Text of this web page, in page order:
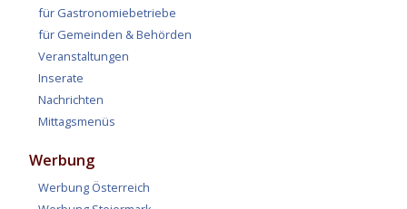
für Gastronomiebetriebe
für Gemeinden & Behörden
Veranstaltungen
Inserate
Nachrichten
Mittagsmenüs
Werbung
Werbung Österreich